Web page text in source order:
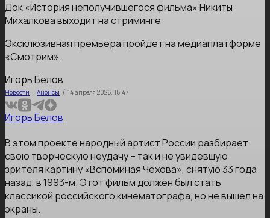
Док «История неполучившегося фильма» Никиты
Михалкова выходит на стриминге
Эксклюзивная премьера пройдет на медиаплатформе
«Смотрим».
Игорь Белов
Новости , Анонсы / 14 апреля 2026, 15:47
Игорь Белов
В этом проекте народный артист России разбирает
свою творческую неудачу – так и не увидевшую
зрителя картину «Вспоминая Чехова», снятую 33 года
назад, в 1993-м. Этот фильм должен был стать
классикой российского кинематографа, но не вышел на
экраны.